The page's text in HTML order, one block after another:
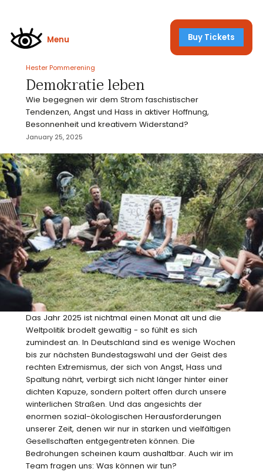
Menu Buy Tickets
Hester Pommerening
Demokratie leben
Wie begegnen wir dem Strom faschistischer
Tendenzen, Angst und Hass in aktiver Hoffnung,
Besonnenheit und kreativem Widerstand?
January 25, 2025
Das Jahr 2025 ist nichtmal einen Monat alt und die
Weltpolitik brodelt gewaltig - so fühlt es sich
zumindest an. In Deutschland sind es wenige Wochen
bis zur nächsten Bundestagswahl und der Geist des
rechten Extremismus, der sich von Angst, Hass und
Spaltung nährt, verbirgt sich nicht länger hinter einer
dichten Kapuze, sondern poltert offen durch unsere
winterlichen Straßen. Und das angesichts der
enormen sozial-ökologischen Herausforderungen
unserer Zeit, denen wir nur in starken und vielfältigen
Gesellschaften entgegentreten können. Die
Bedrohungen scheinen kaum aushaltbar. Auch wir im
Team fragen uns: Was können wir tun?